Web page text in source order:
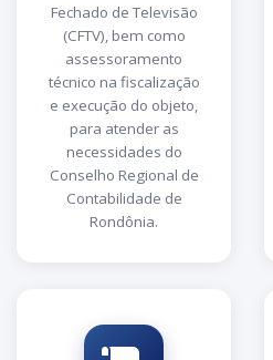
Fechado de Televisão
(CFTV), bem como
assessoramento
técnico na fiscalização
e execução do objeto,
para atender as
necessidades do
Conselho Regional de
Contabilidade de
Rondônia.